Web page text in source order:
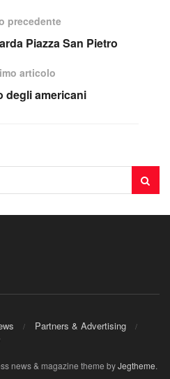
precedente
Piazza San Pietro
articolo
degli americani
Partners & Advertising
news & magazine theme byJegtheme.